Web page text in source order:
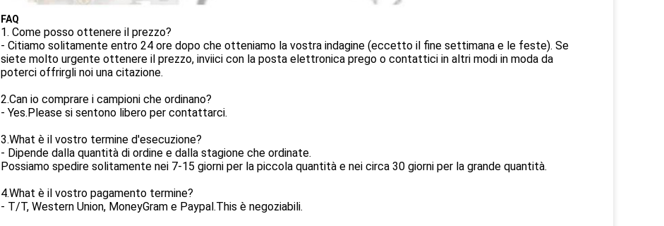
FAQ
1. Come posso ottenere il prezzo?
- Citiamo solitamente entro 24 ore dopo che otteniamo la vostra indagine (eccetto il fine settimana e le feste). Se
siete molto urgente ottenere il prezzo, inviici con la posta elettronica prego o contattici in altri modi in moda da
poterci offrirgli noi una citazione.
2.Can io comprare i campioni che ordinano?
- Yes.Please si sentono libero per contattarci.
3.What è il vostro termine d'esecuzione?
- Dipende dalla quantità di ordine e dalla stagione che ordinate.
Possiamo spedire solitamente nei 7-15 giorni per la piccola quantità e nei circa 30 giorni per la grande quantità.
4.What è il vostro pagamento termine?
- T/T, Western Union, MoneyGram e Paypal.This è negoziabili.